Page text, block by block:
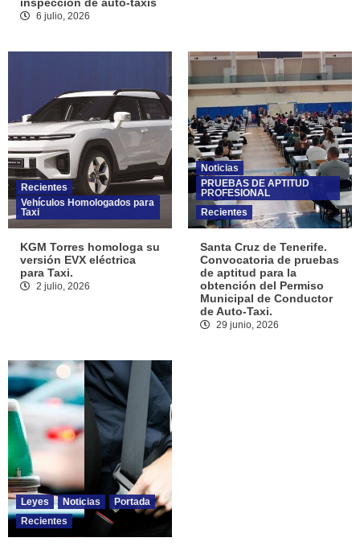
inspección de auto-taxis
6 julio, 2026
Recientes
Vehículos Homologados para
Taxi
KGM Torres homologa su
versión EVX eléctrica
para Taxi.
2 julio, 2026
Noticias
PRUEBAS DE APTITUD
PROFESIONAL
Recientes
Santa Cruz de Tenerife.
Convocatoria de pruebas
de aptitud para la
obtención del Permiso
Municipal de Conductor
de Auto-Taxi.
29 junio, 2026
Leyes Noticias
Portada
Recientes